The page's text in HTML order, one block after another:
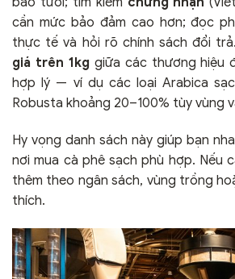
cần mức bảo đảm cao hơn; đọc
thực tế và hỏi rõ chính sách đổi
giá trên 1kg giữa các thương hiệu
hợp lý — ví dụ các loại Arabica
Robusta khoảng 20–100% tùy vùng
Hy vọng danh sách này giúp bạn
nơi mua cà phê sạch phù hợp. Nếu
thêm theo ngân sách, vùng trồng
thích.